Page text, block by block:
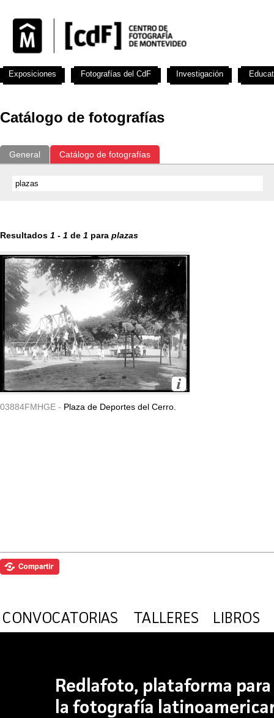
Catálogo de fotografías
General Catálogo de fotografías
Resultados 1 - 1 de 1 para plazas
03884FMHGE - Plaza de Deportes del Cerro.
Exposiciones Fotografías del CdF Investigación